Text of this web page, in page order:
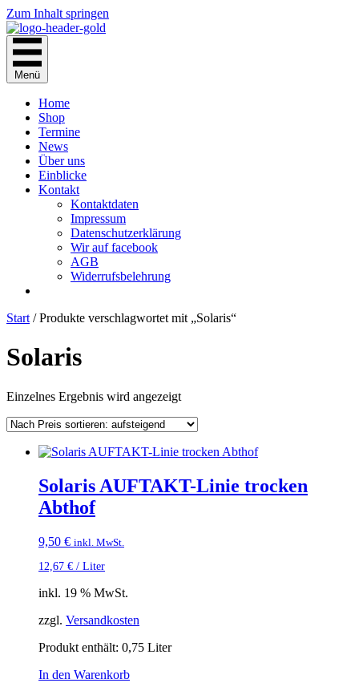
Zum Inhalt springen
Menü
Home
Shop
Termine
News
Über uns
Einblicke
Kontakt
Kontaktdaten
Impressum
Datenschutzerklärung
Wir auf facebook
AGB
Widerrufsbelehrung
Start / Produkte verschlagwortet mit „Solaris“
Solaris
Einzelnes Ergebnis wird angezeigt
Solaris AUFTAKT-Linie trocken
Abthof
9,50 € inkl. MwSt.
12,67 € / Liter
inkl. 19 % MwSt.
zzgl. Versandkosten
Produkt enthält: 0,75 Liter
In den Warenkorb